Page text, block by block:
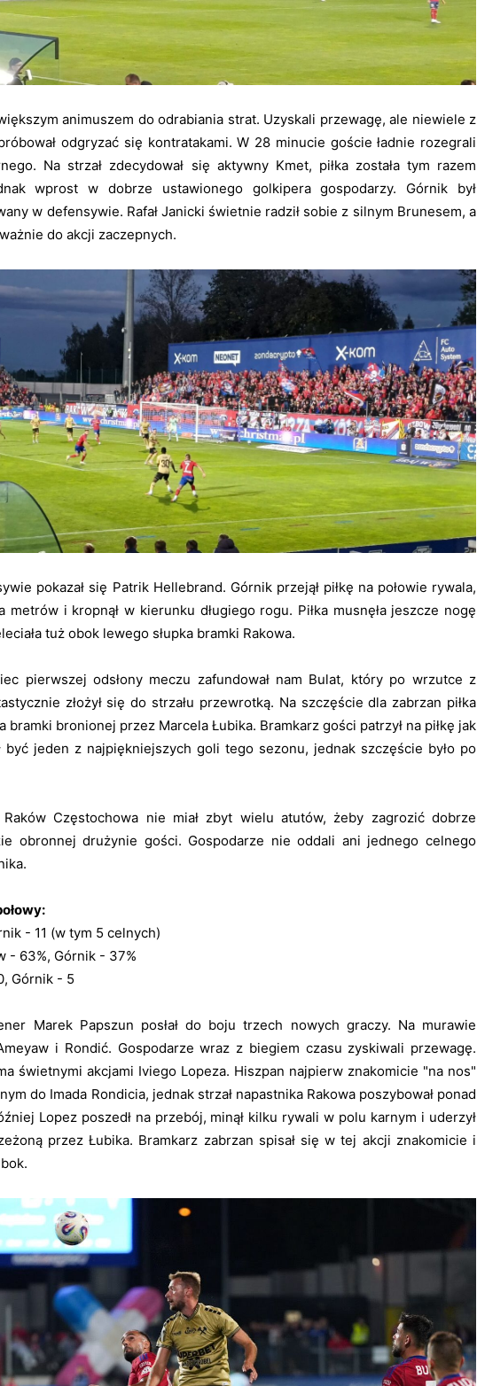
animuszem do odrabiania strat. Uzyskali przewagę, ale niewiele z
odgryzać się kontratakami. W 28 minucie goście ładnie rozegrali
Na strzał zdecydował się aktywny Kmet, piłka została tym razem
wprost w dobrze ustawionego golkipera gospodarzy. Górnik był
w defensywie. Rafał Janicki świetnie radził sobie z silnym Brunesem, a
do akcji zaczepnych.
pokazał się Patrik Hellebrand. Górnik przejął piłkę na połowie rywala,
metrów i kropnął w kierunku długiego rogu. Piłka musnęła jeszcze nogę
tuż obok lewego słupka bramki Rakowa.
pierwszej odsłony meczu zafundował nam Bulat, który po wrzutce z
złożył się do strzału przewrotką. Na szczęście dla zabrzan piłka
bramki bronionej przez Marcela Łubika. Bramkarz gości patrzył na piłkę jak
być jeden z najpiękniejszych goli tego sezonu, jednak szczęście było po
Częstochowa nie miał zbyt wielu atutów, żeby zagrozić dobrze
obronnej drużynie gości. Gospodarze nie oddali ani jednego celnego
- 11 (w tym 5 celnych)
- 63%, Górnik - 37%
Górnik - 5
Marek Papszun posłał do boju trzech nowych graczy. Na murawie
i Rondić. Gospodarze wraz z biegiem czasu zyskiwali przewagę.
świetnymi akcjami Iviego Lopeza. Hiszpan najpierw znakomicie "na nos"
do Imada Rondicia, jednak strzał napastnika Rakowa poszybował ponad
Lopez poszedł na przebój, minął kilku rywali w polu karnym i uderzył
przez Łubika. Bramkarz zabrzan spisał się w tej akcji znakomicie i